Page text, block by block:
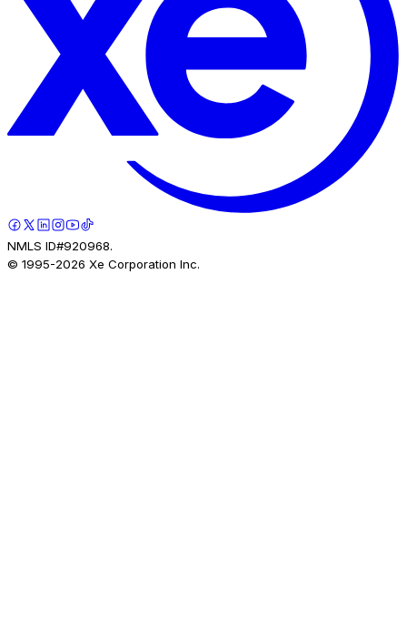
NMLS ID#920968.
© 1995-2026 Xe Corporation Inc.